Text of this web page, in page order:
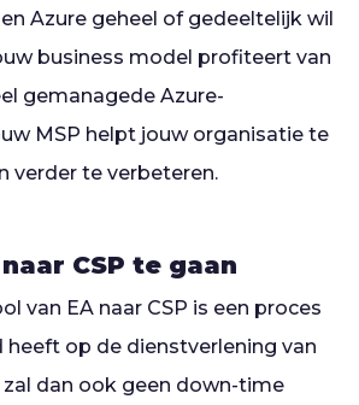
Azure geheel of gedeeltelijk wil
business model profiteert van
gemanagede Azure-
MSP helpt jouw organisatie te
verder te verbeteren.
CSP te gaan
van EA naar CSP is een proces
heeft op de dienstverlening van
zal dan ook geen down-time